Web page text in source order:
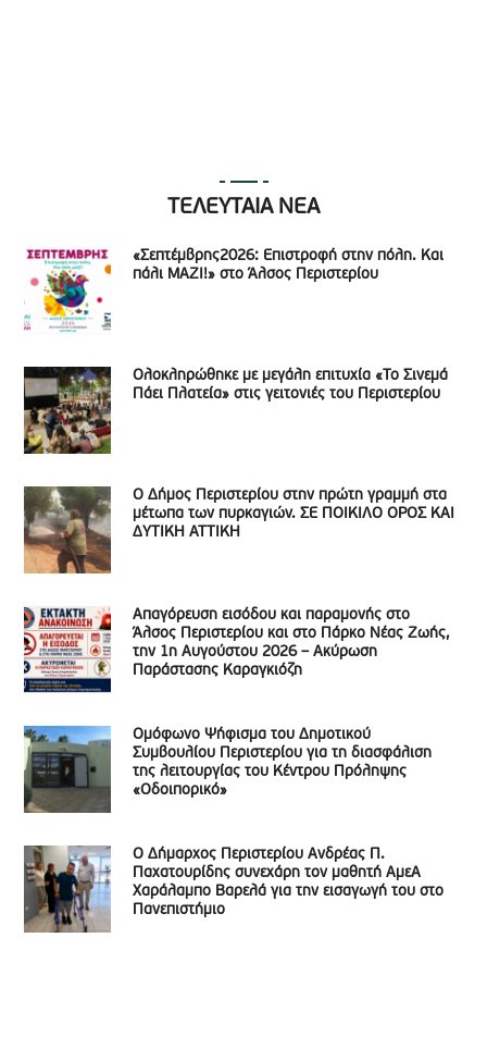
ΤΕΛΕΥΤΑΙΑ ΝΕΑ
«Σεπτέμβρης2026: Επιστροφή στην πόλη. Και
πάλι ΜΑΖΙ!» στο Άλσος Περιστερίου
Ολοκληρώθηκε με μεγάλη επιτυχία «Το Σινεμά
Πάει Πλατεία» στις γειτονιές του Περιστερίου
Ο Δήμος Περιστερίου στην πρώτη γραμμή στα
μέτωπα των πυρκαγιών. ΣΕ ΠΟΙΚΙΛΟ ΟΡΟΣ ΚΑΙ
ΔΥΤΙΚΗ ΑΤΤΙΚΗ
Απαγόρευση εισόδου και παραμονής στο
Άλσος Περιστερίου και στο Πάρκο Νέας Ζωής,
την 1η Αυγούστου 2026 – Ακύρωση
Παράστασης Καραγκιόζη
Ομόφωνο Ψήφισμα του Δημοτικού
Συμβουλίου Περιστερίου για τη διασφάλιση
της λειτουργίας του Κέντρου Πρόληψης
«Οδοιπορικό»
Ο Δήμαρχος Περιστερίου Ανδρέας Π.
Παχατουρίδης συνεχάρη τον μαθητή ΑμεΑ
Χαράλαμπο Βαρελά για την εισαγωγή του στο
Πανεπιστήμιο